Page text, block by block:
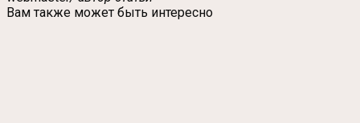
Вам также может быть интересно